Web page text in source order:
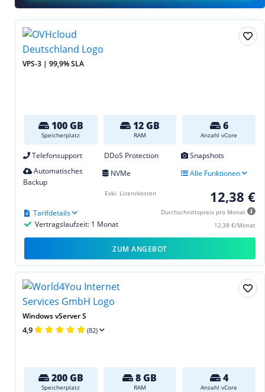
VPS-3 | 99,9% SLA
100 GB
Speicherplatz
12 GB
RAM
6
Anzahl vCore
Telefonsupport DDoS Protection
Snapshots
Automatisches
Backup
NVMe Alle Funktionen
12,38 €
Durchschnittspreis pro Monat
12,38 €/Monat
Vertragslaufzeit: 1 Monat
Tarifdetails
Exkl. Lizenzkosten
ZUM ANGEBOT
Windows vServer S
4,9 (82)
200 GB
Speicherplatz
8 GB
RAM
4
Anzahl vCore